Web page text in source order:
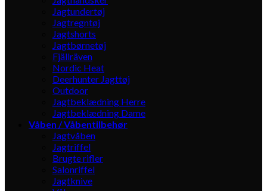
Jagtundertøj
Jagtregntøj
Jagtshorts
Jagtbørnetøj
Fjällräven
Nordic Heat
Deerhunter Jagttøj
Outdoor
Jagtbeklædning Herre
Jagtbeklædning Dame
Våben / Våbentilbehør
Jagtvåben
Jagtriffel
Brugte rifler
Salonriffel
Jagtknive